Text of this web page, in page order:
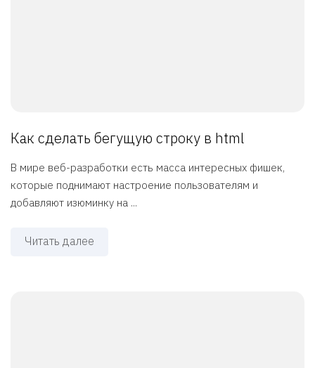
Как сделать бегущую строку в html
В мире веб-разработки есть масса интересных фишек,
которые поднимают настроение пользователям и
добавляют изюминку на ...
Читать далее